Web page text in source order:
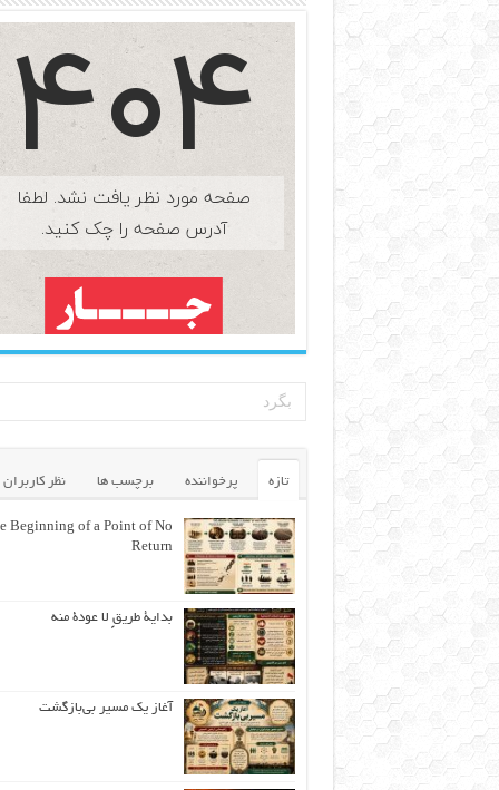
تازه پرخواننده برچسب ها نظر کاربران
Beginning of a Point of No
Return
بداية طريقٍ لا عودة منه
آغاز یک مسیر بی‌بازگشت